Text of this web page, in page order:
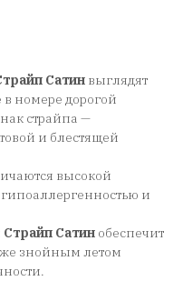
Сатин выглядят
номере дорогой
страйпа —
и блестящей
высокой
и
Страйп Сатин обеспечит
знойным летом